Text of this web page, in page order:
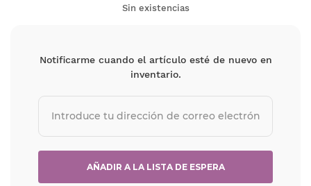
Sin existencias
Notificarme cuando el artículo esté de nuevo en
inventario.